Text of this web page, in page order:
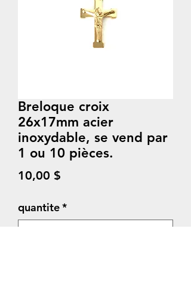
Breloque croix
26x17mm acier
inoxydable, se vend par
1 ou 10 pièces.
10,00 $
quantite*